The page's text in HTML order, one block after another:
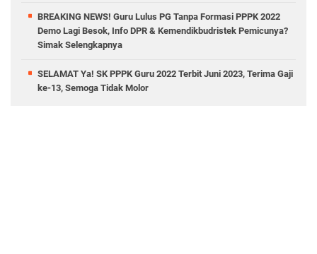
BREAKING NEWS! Guru Lulus PG Tanpa Formasi PPPK 2022
Demo Lagi Besok, Info DPR & Kemendikbudristek Pemicunya?
Simak Selengkapnya
SELAMAT Ya! SK PPPK Guru 2022 Terbit Juni 2023, Terima Gaji
ke-13, Semoga Tidak Molor